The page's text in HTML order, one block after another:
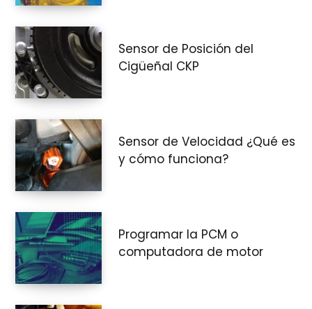
Sensor de Posición del
Cigüeñal CKP
Sensor de Velocidad ¿Qué es
y cómo funciona?
Programar la PCM o
computadora de motor